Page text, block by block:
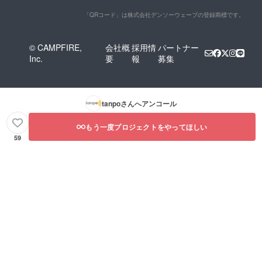
「QRコード」は株式会社デンソーウェーブの登録商標です。
© CAMPFIRE,
Inc.
会社概
要
採用情
報
パートナー
募集
tanpoさんへアンコール
59
もう一度プロジェクトをやってほしい